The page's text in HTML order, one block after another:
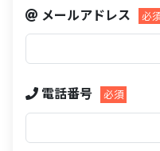
メールアドレス
電話番号